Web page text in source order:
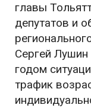
главы
депутатов и
Сергей
годом
трафик